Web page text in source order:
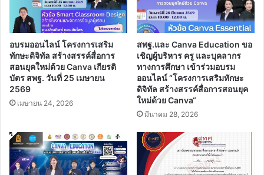
สยาม
บรม
ราช
กุมารี
อบรมออนไลน์ โครงการเสริม
ทักษะดิจิทัล สร้างสรรค์สื่อการ
สอนยุคใหม่ด้วย Canva เกียรติ
บัตร สพฐ. วันที่ 25 เมษายน
2569
เมษายน 24, 2026
สพฐ.และ Canva Education ขอ
เชิญผู้บริหาร ครู และบุคลากร
ทางการศึกษา เข้าร่วมอบรม
ออนไลน์ “โครงการเสริมทักษะ
ดิจิทัล สร้างสรรค์สื่อการสอนยุค
ใหม่ด้วย Canva“
มีนาคม 28, 2026